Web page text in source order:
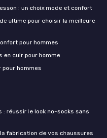
: un choix mode et confort
ultime pour choisir la meilleure
pour hommes
en cuir pour homme
hommes
réussir le look no-socks sans
fabrication de vos chaussures